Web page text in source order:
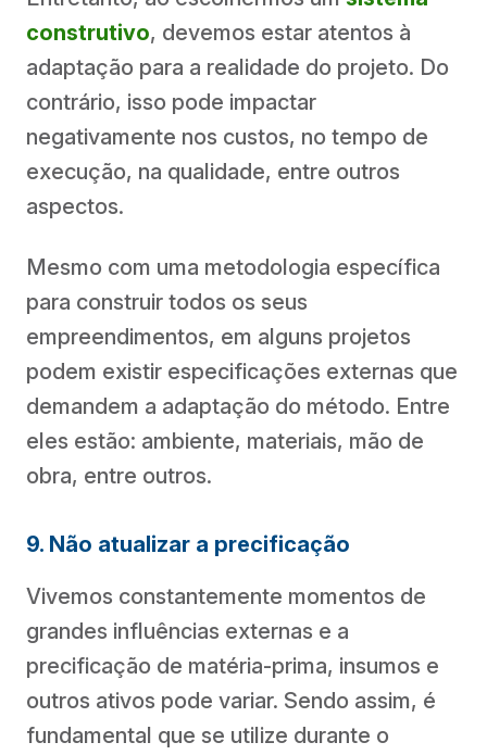
construtivo, devemos estar atentos à
adaptação para a realidade do projeto. Do
contrário, isso pode impactar
negativamente nos custos, no tempo de
execução, na qualidade, entre outros
aspectos.
Mesmo com uma metodologia específica
para construir todos os seus
empreendimentos, em alguns projetos
podem existir especificações externas que
demandem a adaptação do método. Entre
eles estão: ambiente, materiais, mão de
obra, entre outros.
9. Não atualizar a precificação
Vivemos constantemente momentos de
grandes influências externas e a
precificação de matéria-prima, insumos e
outros ativos pode variar. Sendo assim, é
fundamental que se utilize durante o